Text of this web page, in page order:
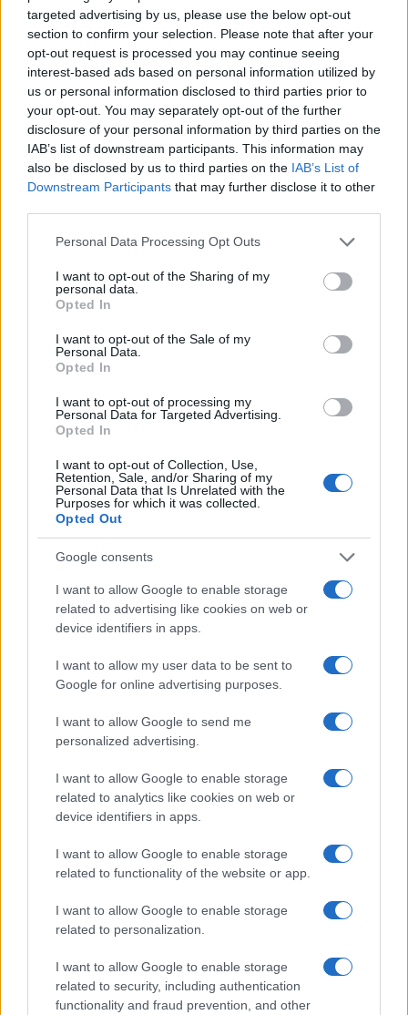
targeted advertising by us, please use the below opt-out
section to confirm your selection. Please note that after your
opt-out request is processed you may continue seeing
interest-based ads based on personal information utilized by
us or personal information disclosed to third parties prior to
your opt-out. You may separately opt-out of the further
disclosure of your personal information by third parties on the
IAB’s list of downstream participants. This information may
also be disclosed by us to third parties on the IAB’s List of
Downstream Participants that may further disclose it to other
Please note that this website/app uses one or more Google
not limited to your visit or usage behaviour. You may click to
grant or deny consent to Google and its third-party tags to
use your data for below specified purposes in below Google
consent section.
Personal Data Processing Opt Outs
I want to opt-out of the Sharing of my
personal data.
Opted In
I want to opt-out of the Sale of my
Personal Data.
Opted In
I want to opt-out of processing my
Personal Data for Targeted Advertising.
Opted In
I want to opt-out of Collection, Use,
Retention, Sale, and/or Sharing of my
Personal Data that Is Unrelated with the
Purposes for which it was collected.
Opted Out
Google consents
I want to allow Google to enable storage
related to advertising like cookies on web or
device identifiers in apps.
I want to allow my user data to be sent to
Google for online advertising purposes.
I want to allow Google to send me
personalized advertising.
I want to allow Google to enable storage
related to analytics like cookies on web or
device identifiers in apps.
I want to allow Google to enable storage
related to functionality of the website or app.
I want to allow Google to enable storage
related to personalization.
I want to allow Google to enable storage
related to security, including authentication
functionality and fraud prevention, and other
unirsi a noi in questa pazza avventura (il
convincere Emiliano in realtà è stato il tempo di un
caffè). Ultimamente si è unito a noi anche August.
In questo anno abbiamo lavorato come matti,
gomito a gomito. Ora abbiamo un buon mix di
esperienza, creatività, business, sviluppo.E non
ci mancano neanche un po’ di sana ingenuità e,
soprattutto, tanta voglia di arrivare in fondo,
AUTORE
Continua a leggere